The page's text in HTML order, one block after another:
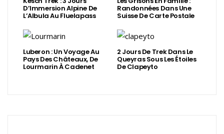
D’Immersion Alpine De
L’Albula Au Fluelapass
Randonnées Dans Une
Suisse De Carte Postale
Luberon : Un Voyage Au
Pays Des Châteaux, De
Lourmarin À Cadenet
2 Jours De Trek Dans Le
Queyras Sous Les Étoiles
De Clapeyto